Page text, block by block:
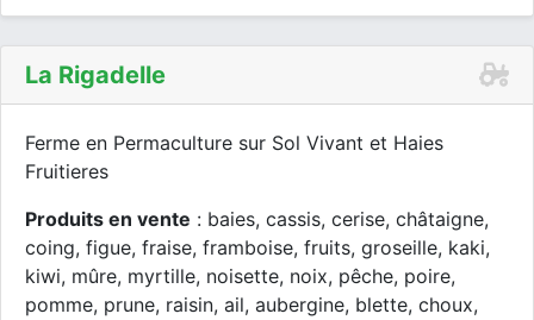
La Rigadelle
Ferme en Permaculture sur Sol Vivant et Haies
Fruitieres
Produits en vente : baies, cassis, cerise, châtaigne,
coing, figue, fraise, framboise, fruits, groseille, kaki,
kiwi, mûre, myrtille, noisette, noix, pêche, poire,
pomme, prune, raisin, ail, aubergine, blette, choux,